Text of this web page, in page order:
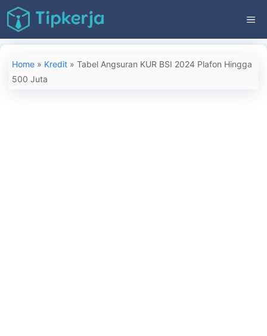
Langsung
ke
isi
Home » Kredit » Tabel Angsuran KUR BSI 2024 Plafon Hingga
500 Juta